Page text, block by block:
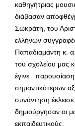
καθηγήτριας
διάβασαν
Σωκράτη, του
ελλήνων
Παπαδιαμάντη κ.
του σχολείου μας
έγινε παρουσίαση
σημαντικότερων
συνάντηση
δημιούργησαν οι
εκπαιδευτικούς.